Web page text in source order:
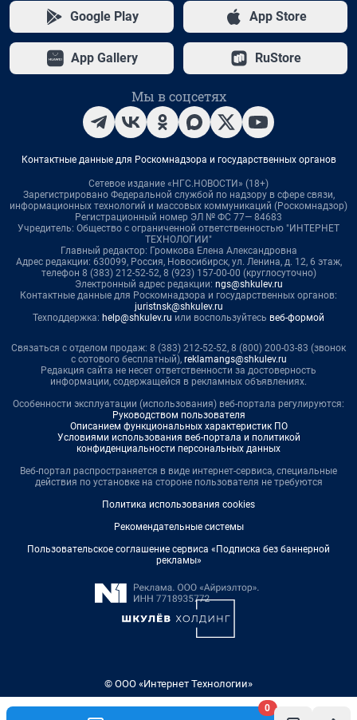
0
Google Play App Store
App Gallery RuStore
Мы в соцсетях
Контактные данные для Роскомнадзора и государственных органов
Сетевое издание «НГС.НОВОСТИ» (18+)
Зарегистрировано Федеральной службой по надзору в сфере связи,
информационных технологий и массовых коммуникаций (Роскомнадзор)
Регистрационный номер ЭЛ № ФС 77— 84683
Учредитель: Общество с ограниченной ответственностью "ИНТЕРНЕТ
ТЕХНОЛОГИИ"
Главный редактор: Громкова Елена Александровна
Адрес редакции: 630099, Россия, Новосибирск, ул. Ленина, д. 12, 6 этаж,
телефон 8 (383) 212-52-52, 8 (923) 157-00-00 (круглосуточно)
Электронный адрес редакции: ngs@shkulev.ru
Контактные данные для Роскомнадзора и государственных органов:
juristnsk@shkulev.ru
Техподдержка: help@shkulev.ru или воспользуйтесь веб-формой
Связаться с отделом продаж: 8 (383) 212-52-52, 8 (800) 200-03-83 (звонок
с сотового бесплатный), reklamangs@shkulev.ru
Редакция сайта не несет ответственности за достоверность
информации, содержащейся в рекламных объявлениях.
Особенности эксплуатации (использования) веб-портала регулируются:
Руководством пользователя
Описанием функциональных характеристик ПО
Условиями использования веб-портала и политикой
конфиденциальности персональных данных
Веб-портал распространяется в виде интернет-сервиса, специальные
действия по установке на стороне пользователя не требуются
Политика использования cookies
Рекомендательные системы
Пользовательское соглашение сервиса «Подписка без баннерной
рекламы»
© ООО «Интернет Технологии»